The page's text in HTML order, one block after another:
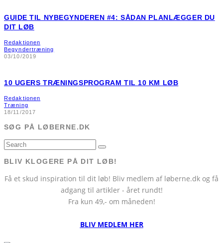
GUIDE TIL NYBEGYNDEREN #4: SÅDAN PLANLÆGGER DU
DIT LØB
Redaktionen
Begyndertræning
03/10/2019
10 UGERS TRÆNINGSPROGRAM TIL 10 KM LØB
Redaktionen
Træning
18/11/2017
SØG PÅ LØBERNE.DK
BLIV KLOGERE PÅ DIT LØB!
Få et skud inspiration til dit løb! Bliv medlem af løberne.dk og få
adgang til artikler - året rundt!
Fra kun 49,- om måneden!
BLIV MEDLEM HER